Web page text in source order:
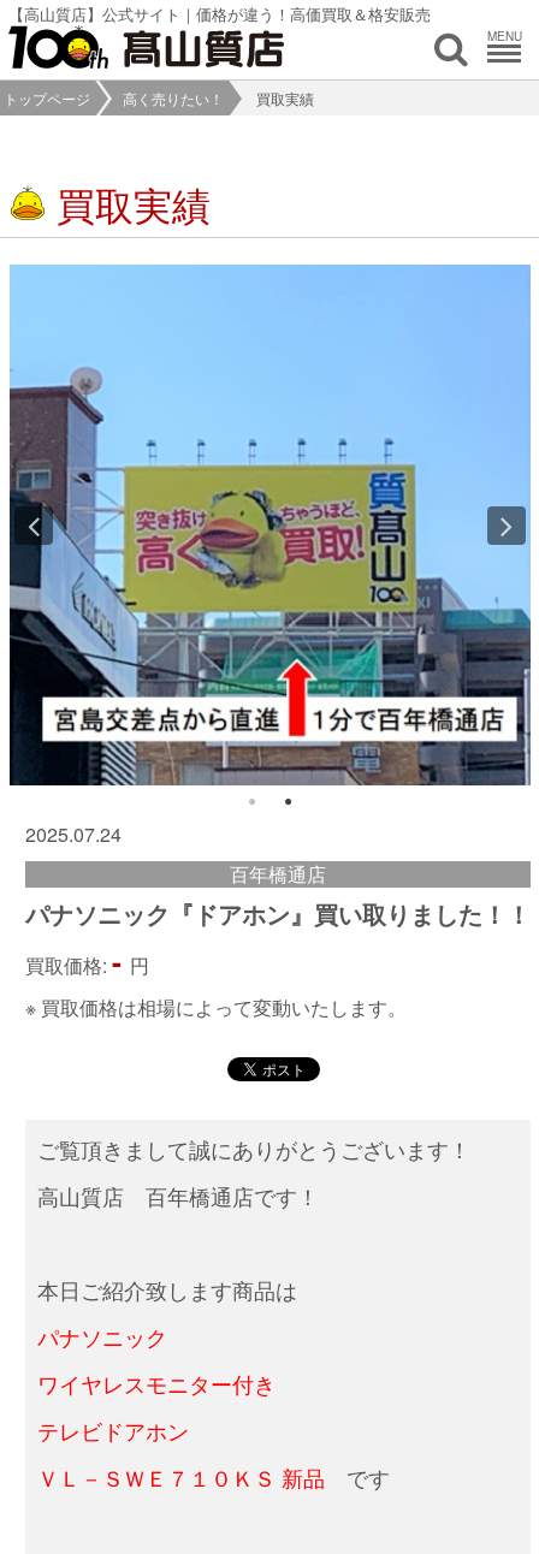
【高山質店】公式サイト｜価格が違う！高価買取＆格安販売
MENU
トップページ 高く売りたい！ 買取実績
買取実績
2025.07.24
百年橋通店
パナソニック『ドアホン』買い取りました！！
買取価格: - 円
※ 買取価格は相場によって変動いたします。
ご覧頂きまして誠にありがとうございます！
高山質店 百年橋通店です！
本日ご紹介致します商品は
パナソニック
ワイヤレスモニター付き
テレビドアホン
ＶＬ－ＳＷＥ７１０ＫＳ 新品 です